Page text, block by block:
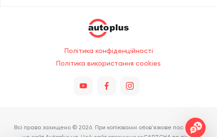
Політика конфіденційності
Політика використання cookies
Всі права захищено © 2026. При копіюванні обов'язкове посилання